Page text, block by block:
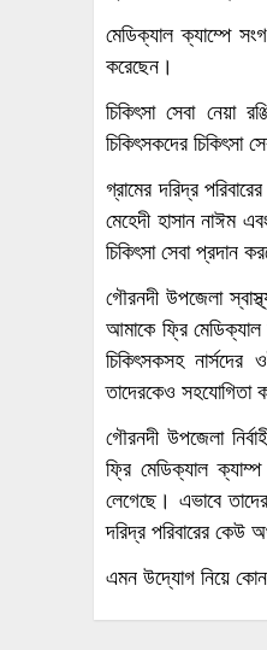
মেডিক্যাল ক্যাম্পে
করেছেন।
চিকিৎসা সেবা নেয়া
চিকিৎসকদের
গ্রামের দরিদ্র
মেহেদী হাসান নাঈম
চিকিৎসা সেবা প্রদান
গৌরনদী উপজেলা
আমাকে ফ্রি মেডিক্যাল
চিকিৎসকসহ
তাদেরকেও সহযোগিতা
গৌরনদী উপজেলা
ফ্রি মেডিক্যাল
লেগেছে। এভাবে
দরিদ্র পরিবারের কেউ
এমন উদ্যোগ নিয়ে কোন